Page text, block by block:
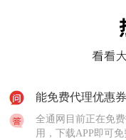
能免费代理优惠
全通网目前正在免
用，下载APP即可免